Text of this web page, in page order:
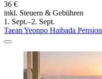
36 €
inkl. Steuern & Gebühren
1. Sept.–2. Sept.
Taean Yeonpo Haibada Pension